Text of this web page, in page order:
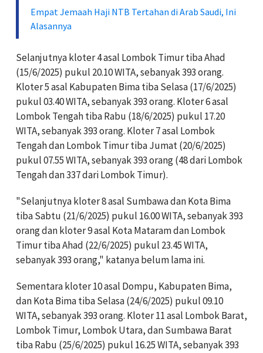
Empat Jemaah Haji NTB Tertahan di Arab Saudi, Ini
Alasannya
Selanjutnya kloter 4 asal Lombok Timur tiba Ahad
(15/6/2025) pukul 20.10 WITA, sebanyak 393 orang.
Kloter 5 asal Kabupaten Bima tiba Selasa (17/6/2025)
pukul 03.40 WITA, sebanyak 393 orang. Kloter 6 asal
Lombok Tengah tiba Rabu (18/6/2025) pukul 17.20
WITA, sebanyak 393 orang. Kloter 7 asal Lombok
Tengah dan Lombok Timur tiba Jumat (20/6/2025)
pukul 07.55 WITA, sebanyak 393 orang (48 dari Lombok
Tengah dan 337 dari Lombok Timur).
"Selanjutnya kloter 8 asal Sumbawa dan Kota Bima
tiba Sabtu (21/6/2025) pukul 16.00 WITA, sebanyak 393
orang dan kloter 9 asal Kota Mataram dan Lombok
Timur tiba Ahad (22/6/2025) pukul 23.45 WITA,
sebanyak 393 orang," katanya belum lama ini.
Sementara kloter 10 asal Dompu, Kabupaten Bima,
dan Kota Bima tiba Selasa (24/6/2025) pukul 09.10
WITA, sebanyak 393 orang. Kloter 11 asal Lombok Barat,
Lombok Timur, Lombok Utara, dan Sumbawa Barat
tiba Rabu (25/6/2025) pukul 16.25 WITA, sebanyak 393